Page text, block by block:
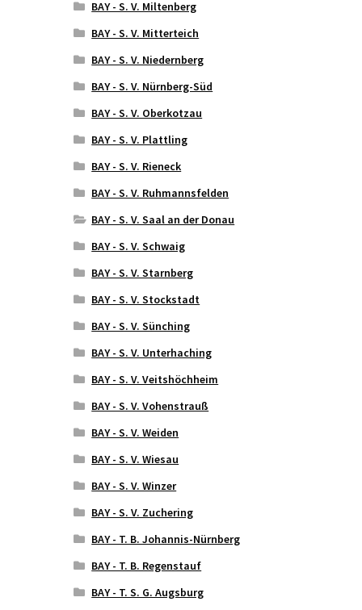
BAY - S. V. Miltenberg
BAY - S. V. Mitterteich
BAY - S. V. Niedernberg
BAY - S. V. Nürnberg-Süd
BAY - S. V. Oberkotzau
BAY - S. V. Plattling
BAY - S. V. Rieneck
BAY - S. V. Ruhmannsfelden
BAY - S. V. Saal an der Donau
BAY - S. V. Schwaig
BAY - S. V. Starnberg
BAY - S. V. Stockstadt
BAY - S. V. Sünching
BAY - S. V. Unterhaching
BAY - S. V. Veitshöchheim
BAY - S. V. Vohenstrauß
BAY - S. V. Weiden
BAY - S. V. Wiesau
BAY - S. V. Winzer
BAY - S. V. Zuchering
BAY - T. B. Johannis-Nürnberg
BAY - T. B. Regenstauf
BAY - T. S. G. Augsburg